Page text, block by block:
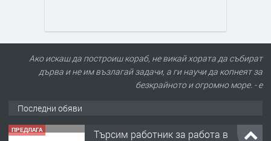
Ако искаш да построиш кораб, не викай хората да събират
дърва и не им възлагай задачи, а ги научи да копнеят за
безкрайното и огромно море. - е
Последни обяви
ПРЕДЛАГА 🌱 Работник в разсадник